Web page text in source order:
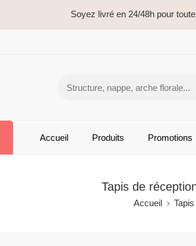
Soyez livré en 24/48h pour
Accueil Produits Promotions
Tapis de
Accueil Tapis